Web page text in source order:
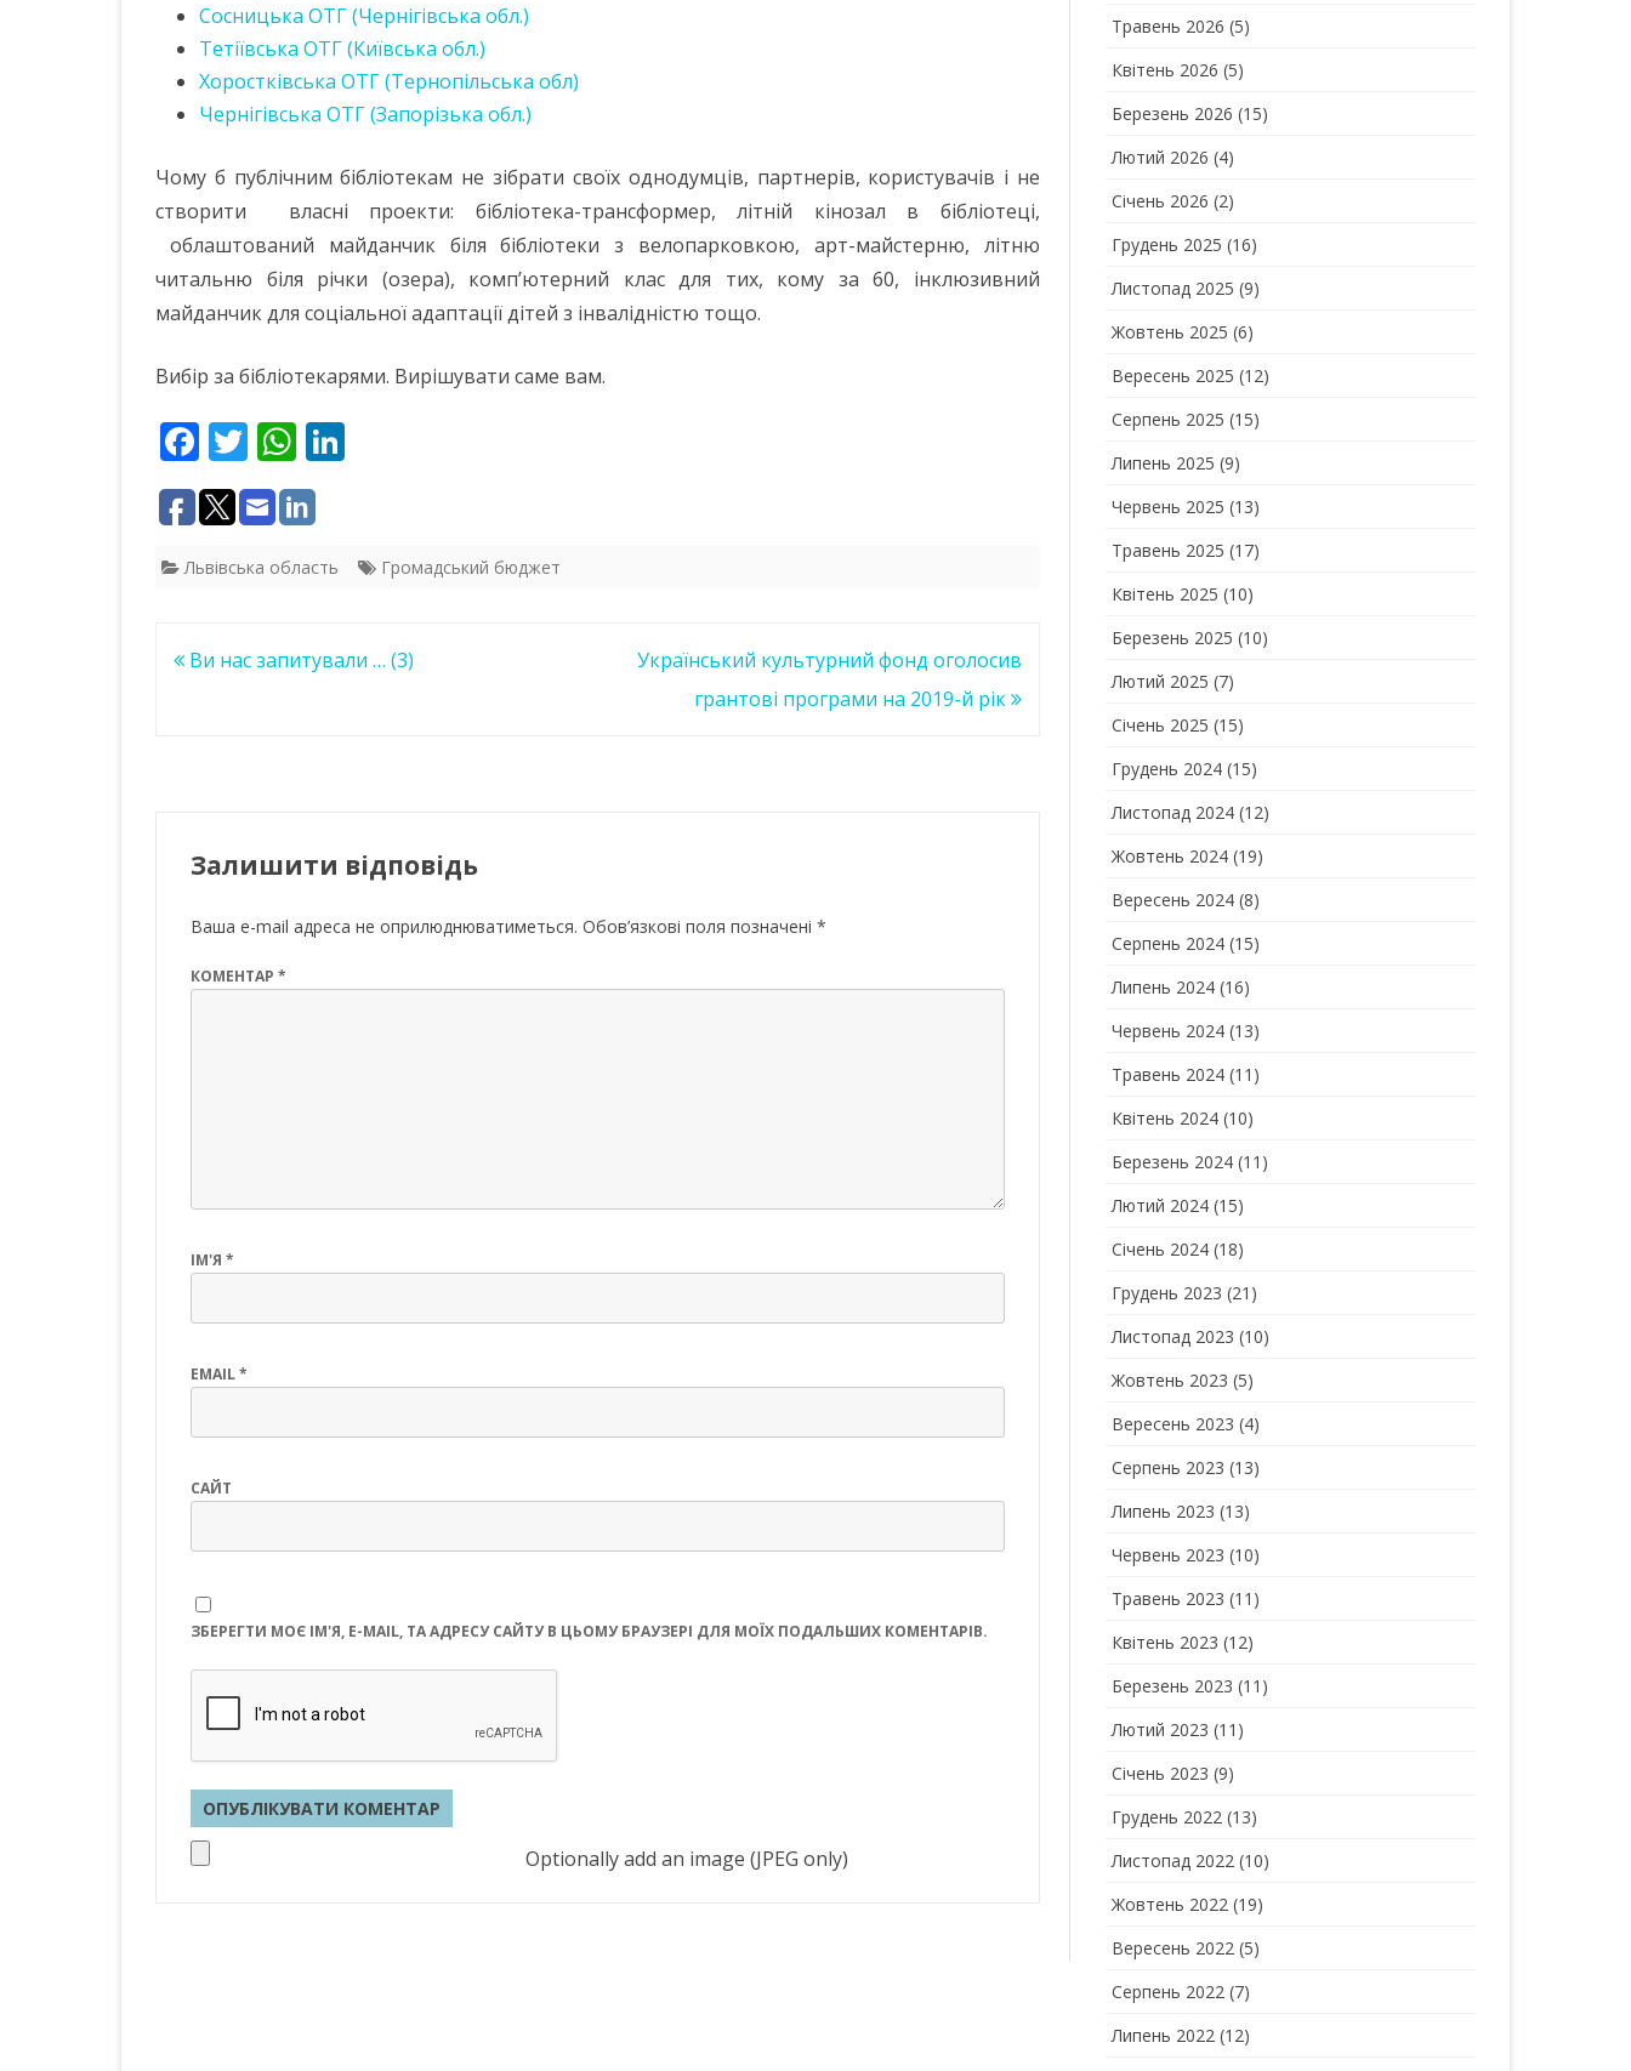
Сосницька ОТГ (Чернігівська обл.)
Тетіївська ОТГ (Київська обл.)
Хоростківська ОТГ (Тернопільська обл)
Чернігівська ОТГ (Запорізька обл.)
Чому б публічним бібліотекам не зібрати своїх однодумців, партнерів, користувачів і не
створити власні проекти: бібліотека-трансформер, літній кінозал в бібліотеці,
облаштований майданчик біля бібліотеки з велопарковкою, арт-майстерню, літню
читальню біля річки (озера), комп’ютерний клас для тих, кому за 60, інклюзивний
майданчик для соціальної адаптації дітей з інвалідністю тощо.
Вибір за бібліотекарями. Вирішувати саме вам.
F
ac
e
b
k
T
w
itt
er
W
h
at
s
p
e
Львівська область Громадський бюджет
Навігація
Ви нас запитували … (3)
Український культурний фонд оголосив
грантові програми на 2019-й рік
Залишити відповідь
Ваша e-mail адреса не оприлюднюватиметься. Обов’язкові поля позначені *
КОМЕНТАР *
ІМ'Я *
EMAIL*
САЙТ
ЗБЕРЕГТИ МОЄ ІМ'Я, E-MAIL, ТА АДРЕСУ САЙТУ В ЦЬОМУ БРАУЗЕРІ ДЛЯ МОЇХ ПОДАЛЬШИХ КОМЕНТАРІВ.
Optionally add an image (JPEG only)
Травень 2026 (5)
Квітень 2026 (5)
Березень 2026 (15)
Лютий 2026 (4)
Січень 2026 (2)
Грудень 2025 (16)
Листопад 2025 (9)
Жовтень 2025 (6)
Вересень 2025 (12)
Серпень 2025 (15)
Липень 2025 (9)
Червень 2025 (13)
Травень 2025 (17)
Квітень 2025 (10)
Березень 2025 (10)
Лютий 2025 (7)
Січень 2025 (15)
Грудень 2024 (15)
Листопад 2024 (12)
Жовтень 2024 (19)
Вересень 2024 (8)
Серпень 2024 (15)
Липень 2024 (16)
Червень 2024 (13)
Травень 2024 (11)
Квітень 2024 (10)
Березень 2024 (11)
Лютий 2024 (15)
Січень 2024 (18)
Грудень 2023 (21)
Листопад 2023 (10)
Жовтень 2023 (5)
Вересень 2023 (4)
Серпень 2023 (13)
Липень 2023 (13)
Червень 2023 (10)
Травень 2023 (11)
Квітень 2023 (12)
Березень 2023 (11)
Лютий 2023 (11)
Січень 2023 (9)
Грудень 2022 (13)
Листопад 2022 (10)
Жовтень 2022 (19)
Вересень 2022 (5)
Серпень 2022 (7)
Липень 2022 (12)